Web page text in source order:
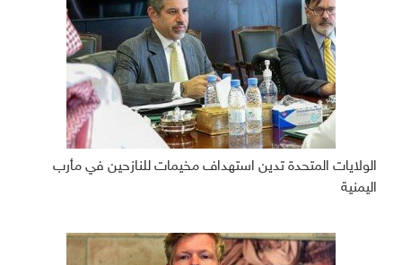
الولايات المتحدة تدين استهداف مخيمات للنازحين في مأرب
اليمنية